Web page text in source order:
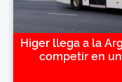
Higer llega a la
competir en